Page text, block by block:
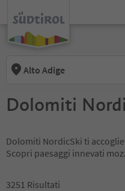
Alto Adige
Dolomiti
Dolomiti NordicSki ti
Scopri paesaggi innevati
3251 Risultati